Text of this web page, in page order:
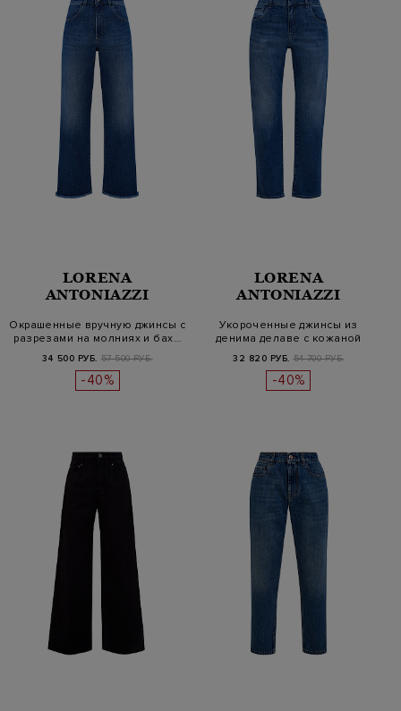
LORENA
ANTONIAZZI
Окрашенные вручную джинсы с
разрезами на молниях и бах…
34 500 РУБ. 57 500 РУБ.
-40%
LORENA
ANTONIAZZI
Укороченные джинсы из
денима делаве с кожаной
нашивкой
32 820 РУБ. 54 700 РУБ.
-40%